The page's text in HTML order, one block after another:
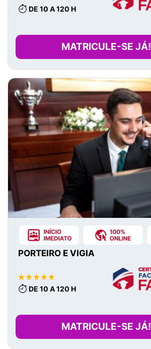
DE 10 A 120 H
MATRICULE-SE JÁ!
PORTEIRO E VIGIA
DE 10 A 120 H
MATRICULE-SE JÁ!